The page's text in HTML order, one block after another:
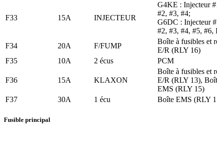
F33 15A INJECTEUR
G4KE : Injecteur
#2, #3, #4;
G6DC : Injecteur
#2, #3, #4, #5, #6,
F34
20A F/FUMP
Boîte à fusibles et
E/R (RLY 16)
F35
10A 2 écus PCM
F36 15A KLAXON
Boîte à fusibles et
E/R (RLY 13),
EMS (RLY 15)
F37
30A 1 écu Boîte EMS (RLY
Fusible principal